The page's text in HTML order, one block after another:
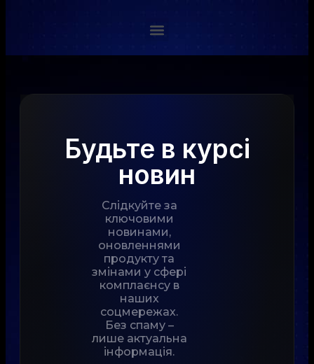
Будьте в курсі
новин
Слідкуйте за
ключовими
новинами,
оновленнями
продукту та
змінами у сфері
комплаєнсу в
наших
соцмережах.
Без спаму –
лише актуальна
інформація.